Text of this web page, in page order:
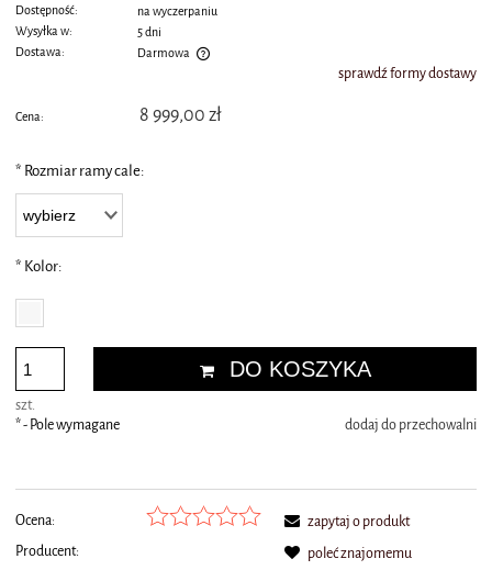
Dostępność:
na wyczerpaniu
Wysyłka w:
5 dni
Dostawa:
Darmowa
sprawdź formy dostawy
Cena: 8 999,00 zł
* Rozmiar ramy cale:
* Kolor:
szt.
DO KOSZYKA
dodaj do przechowalni
*- Pole wymagane
Ocena:
Producent:
zapytaj o produkt
poleć znajomemu